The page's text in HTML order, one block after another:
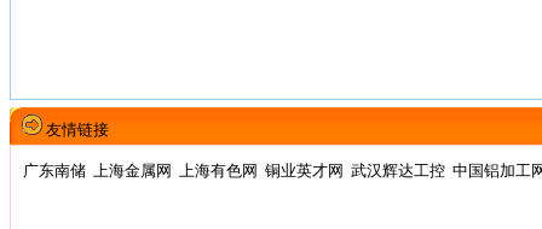
友情链接
广东南储 上海金属网 上海有色网 铜业英才网 武汉辉达工控 中国铝加工